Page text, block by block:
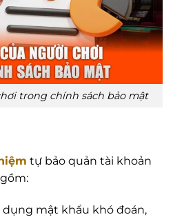
trong chính sách bảo mật
tự bảo quản tài khoản
dụng mật khẩu khó đoán,